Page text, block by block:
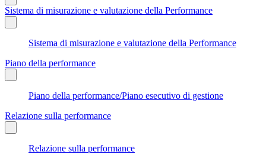
Sistema di misurazione e valutazione della Performance
Sistema di misurazione e valutazione della Performance
Piano della performance
Piano della performance/Piano esecutivo di gestione
Relazione sulla performance
Relazione sulla performance